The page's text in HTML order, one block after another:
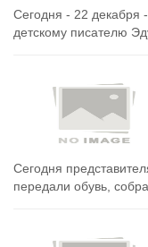
Сегодня - 22 декабря
детскому писателю
Сегодня
передали обувь,